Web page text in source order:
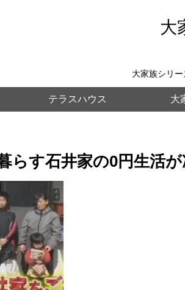
大
大家族シリ
テラスハウス 大
らす石井家の0円生活が